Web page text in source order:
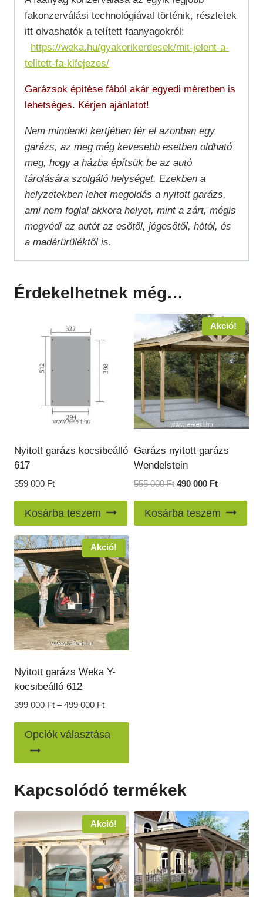
fakonzerválási technológiával történik, részletek
itt olvashatók a telített faanyagokról:
https://weka.hu/gyakorikerdesek/mit-jelent-a-
telitett-fa-kifejezes/
Garázsok építése fából akár egyedi méretben is
lehetséges. Kérjen ajánlatot!
Nem mindenki kertjében fér el azonban egy
garázs, az meg még kevesebb esetben oldható
meg, hogy a házba építsük be az autó
tárolására szolgáló helységet. Ezekben a
helyzetekben lehet megoldás a nyitott garázs,
ami nem foglal akkora helyet, mint a zárt, mégis
megvédi az autót az esőtől, jégesőtől, hótól, és
a madárürüléktől is.
Érdekelhetnek még…
Nyitott garázs kocsibeálló
617
359 000 Ft
Kosárba teszem
Akció!
Garázs nyitott garázs
Wendelstein
555 000Ft Original
was:
555
490 000 FtCurrent
is:
490
Kosárba teszem
Akció!
Nyitott garázs Weka Y-
kocsibeálló 612
399 000 Ft – 499 000 FtÁrtartomány:
000 Ft
Opciók választása
terméknek
variációja
van.
A
változatok
a
termékoldalon
választhatók
Kapcsolódó termékek
Akció!